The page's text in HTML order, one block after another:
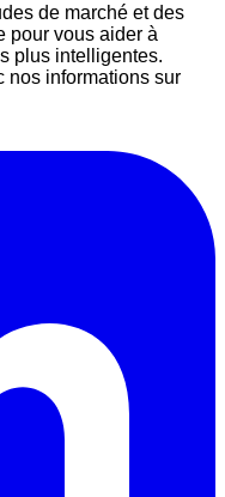
de marché et des
pour vous aider à
plus intelligentes.
nos informations sur